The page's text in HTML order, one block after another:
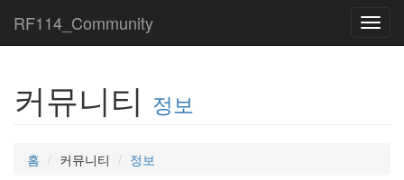
RF114_Community
커뮤니티 정보
홈 커뮤니티 정보